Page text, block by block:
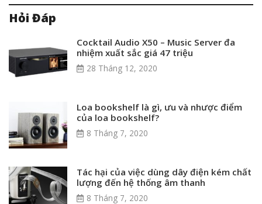
Hỏi Đáp
Cocktail Audio X50 – Music Server đa
nhiệm xuất sắc giá 47 triệu
28 Tháng 12, 2020
Loa bookshelf là gì, ưu và nhược điểm
của loa bookshelf?
8 Tháng 7, 2020
Tác hại của việc dùng dây điện kém chất
lượng đến hệ thống âm thanh
8 Tháng 7, 2020